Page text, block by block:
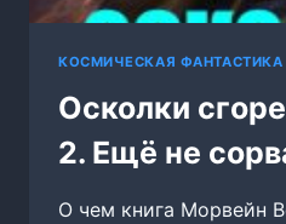
КОСМИЧЕСКАЯ ФАНТАСТИКА
Осколки
2. Ещё не
О чем книга Морвейн